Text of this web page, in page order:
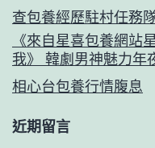
查包養經歷駐村任務
《來自星喜包養網站
我》 韓劇男神魅力年
相心台包養行情腹息
近期留言